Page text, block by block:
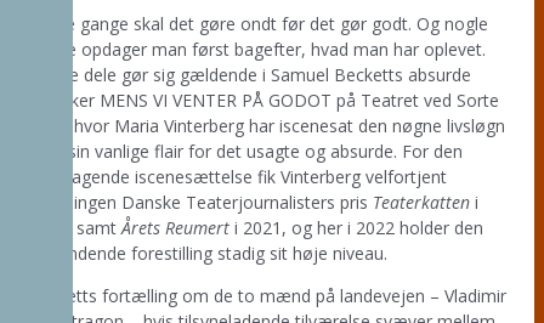
Nogle gange skal det gøre ondt før det gør godt. Og nogle
gange opdager man først bagefter, hvad man har oplevet.
Begge dele gør sig gældende i Samuel Becketts absurde
klassiker MENS VI VENTER PÅ GODOT på Teatret ved Sorte
Hest, hvor Maria Vinterberg har iscenesat den nøgne livsløgn
med sin vanlige flair for det usagte og absurde. For den
fremragende iscenesættelse fik Vinterberg velfortjent
Foreningen Danske Teaterjournalisters pris Teaterkatten i
2020, samt Årets Reumert i 2021, og her i 2022 holder den
prisvindende forestilling stadig sit høje niveau.
Becketts fortælling om de to mænd på landevejen – Vladimir